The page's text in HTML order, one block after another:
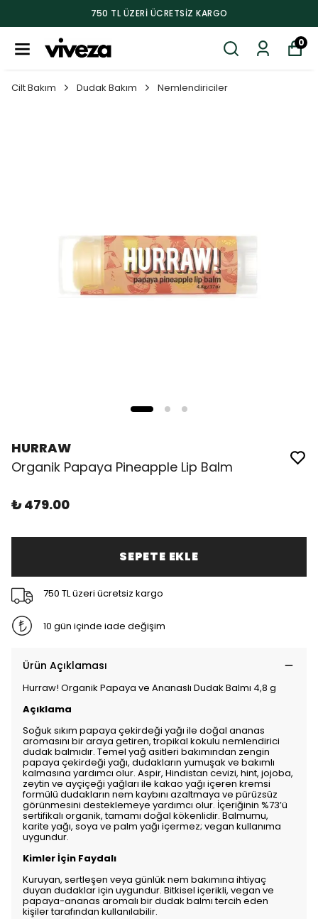
750 TL ÜZERI ÜCRETSIZ KARGO
0
Cilt Bakım Dudak Bakım Nemlendiriciler
HURRAW
Organik Papaya Pineapple Lip Balm
₺ 479.00
SEPETE EKLE
750 TL üzeri ücretsiz kargo
10 gün içinde iade değişim
Ürün Açıklaması
Hurraw! Organik Papaya ve Ananaslı Dudak Balmı 4,8 g
Açıklama
Soğuk sıkım papaya çekirdeği yağı ile doğal ananas
aromasını bir araya getiren, tropikal kokulu nemlendirici
dudak balmıdır. Temel yağ asitleri bakımından zengin
papaya çekirdeği yağı, dudakların yumuşak ve bakımlı
kalmasına yardımcı olur. Aspir, Hindistan cevizi, hint, jojoba,
zeytin ve ayçiçeği yağları ile kakao yağı içeren kremsi
formülü dudakların nem kaybını azaltmaya ve pürüzsüz
görünmesini desteklemeye yardımcı olur. İçeriğinin %73’ü
sertifikalı organik, tamamı doğal kökenlidir. Balmumu,
karite yağı, soya ve palm yağı içermez; vegan kullanıma
uygundur.
Kimler İçin Faydalı
Kuruyan, sertleşen veya günlük nem bakımına ihtiyaç
duyan dudaklar için uygundur. Bitkisel içerikli, vegan ve
papaya-ananas aromalı bir dudak balmı tercih eden
kişiler tarafından kullanılabilir.